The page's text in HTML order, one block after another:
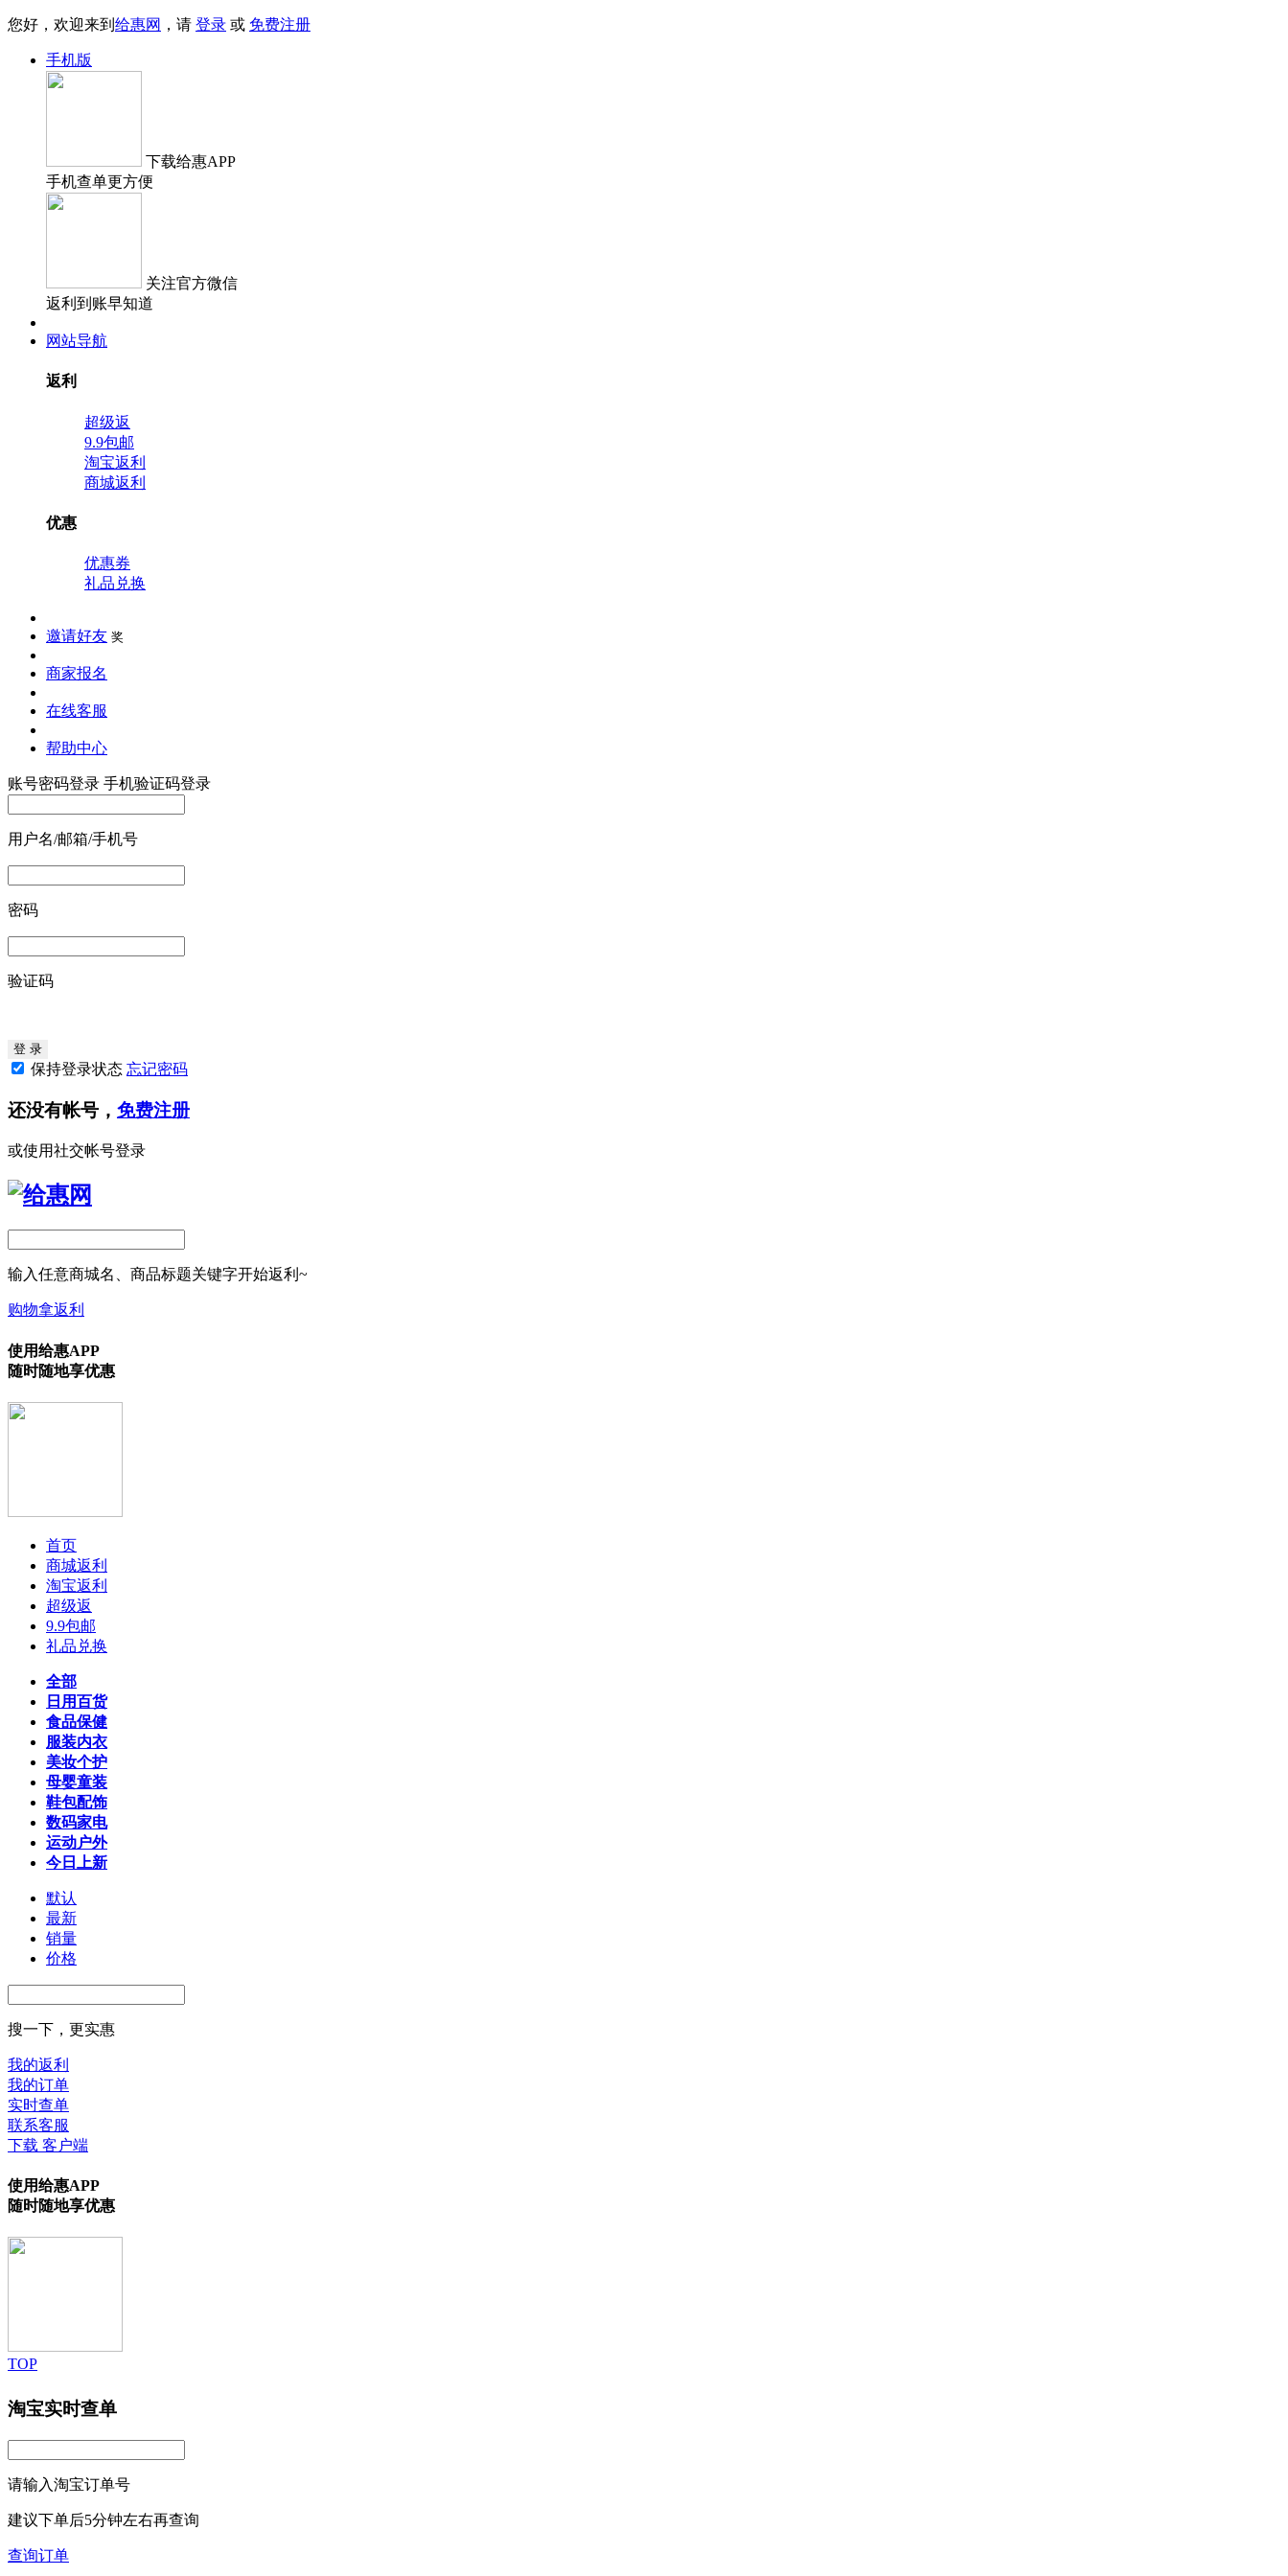
您好，欢迎来到 给惠网 ，请 登录 或 免费注册
手机版
下载给惠APP
手机查单更方便
关注官方微信
返利到账早知道
网站导航
返利
超级返
9.9包邮
淘宝返利
商城返利
优惠
优惠券
礼品兑换
邀请好友 奖
商家报名
在线客服
帮助中心
账号密码登录 手机验证码登录
用户名/邮箱/手机号
密码
验证码
保持登录状态 忘记密码
还没有帐号， 免费注册
或使用社交帐号登录
输入任意商城名、商品标题关键字开始返利~
购物拿返利
使用给惠APP
随时随地享优惠
首页
商城返利
淘宝返利
超级返
9.9包邮
礼品兑换
全部
日用百货
食品保健
服装内衣
美妆个护
母婴童装
鞋包配饰
数码家电
运动户外
今日上新
默认
最新
销量
价格
搜一下，更实惠
我的返利
我的订单
实时查单
联系客服
下载 客户端
使用给惠APP
随时随地享优惠
TOP
淘宝实时查单
请输入淘宝订单号
建议下单后5分钟左右再查询
查询订单